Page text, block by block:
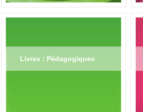
Livres : Pédagogiques